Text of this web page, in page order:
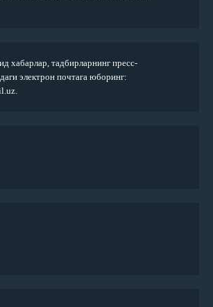
хабарлар, тадбирларнинг пресс-
электрон почтага юборинг: